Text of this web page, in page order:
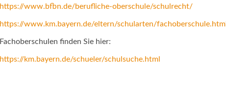
https://www.bfbn.de/berufliche-oberschule/schulrecht/
https://www.km.bayern.de/eltern/schularten/fachoberschule.html
Fachoberschulen finden Sie hier:
https://km.bayern.de/schueler/schulsuche.html